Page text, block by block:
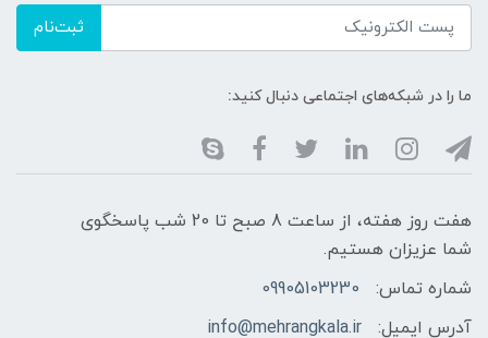
ثبت‌نام
ما را در شبکه‌های اجتماعی دنبال کنید:
هفت روز هفته، از ساعت 8 صبح تا 20 شب پاسخگوی
شما عزیزان هستیم.
شماره تماس:
09905103230
آدرس ایمیل:
info@mehrangkala.ir